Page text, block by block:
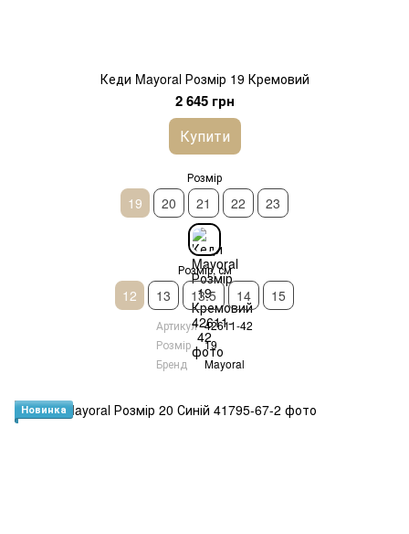
Кеди Mayoral Розмір 19 Кремовий
2 645 грн
Купити
Розмір
19 20 21 22 23
Розмір, см
12 13 13.5 14 15
Артикул 42611-42
Розмір
19
Бренд
Mayoral
Новинка